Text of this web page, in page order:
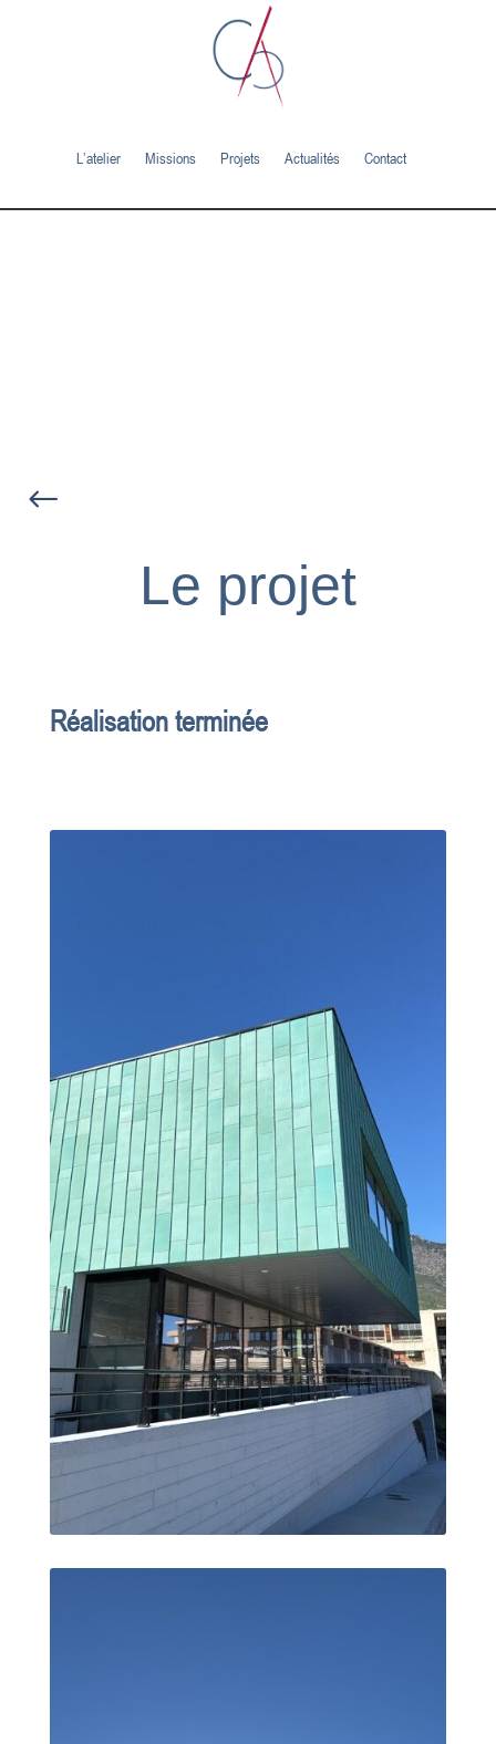
L’atelier Missions Projets Actualités Contact
#
Le projet
Réalisation terminée